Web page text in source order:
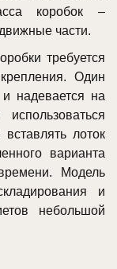
коробок –
части.
требуется
Один
надевается на
лоток
варианта
Модель
и
небольшой